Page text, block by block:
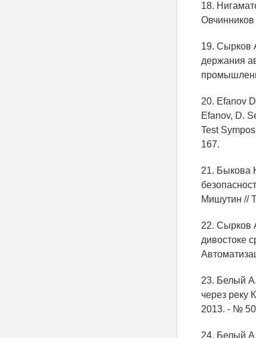
18.
19. Сырков
держания
20. Efanov
Efanov, D.
Test
167.
21. Быкова
Мишутин //
22. Сырков
дивостоке
23. Белый
через реку
2013. - №
24. Белый